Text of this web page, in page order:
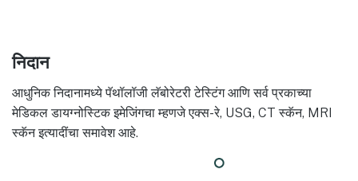
निदान
आधुनिक निदानामध्ये पॅथॉलॉजी लॅबोरेटरी टेस्टिंग आणि सर्व प्रकाच्या
मेडिकल डायग्नोस्टिक इमेजिंगचा म्हणजे एक्स-रे, USG, CT स्कॅन, MRI
स्कॅन इत्यादींचा समावेश आहे.